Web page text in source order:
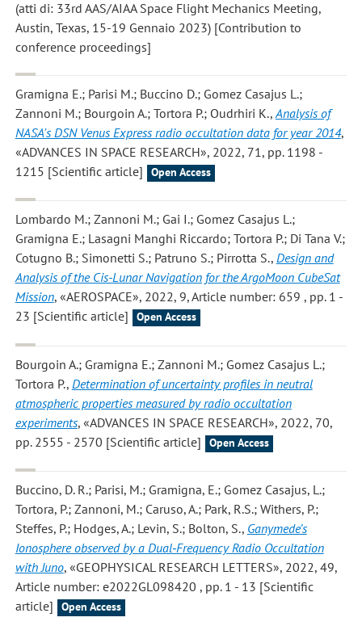
(atti di: 33rd AAS/AIAA Space Flight Mechanics Meeting,
Austin, Texas, 15-19 Gennaio 2023) [Contribution to
conference proceedings]
Gramigna E.; Parisi M.; Buccino D.; Gomez Casajus L.;
Zannoni M.; Bourgoin A.; Tortora P.; Oudrhiri K., Analysis of
NASA's DSN Venus Express radio occultation data for year 2014,
«ADVANCES IN SPACE RESEARCH», 2022, 71, pp. 1198 -
1215 [Scientific article]
Open Access
Lombardo M.; Zannoni M.; Gai I.; Gomez Casajus L.;
Gramigna E.; Lasagni Manghi Riccardo; Tortora P.; Di Tana V.;
Cotugno B.; Simonetti S.; Patruno S.; Pirrotta S., Design and
Analysis of the Cis-Lunar Navigation for the ArgoMoon CubeSat
Mission, «AEROSPACE», 2022, 9, Article number: 659 , pp. 1 -
23 [Scientific article]
Open Access
Bourgoin A.; Gramigna E.; Zannoni M.; Gomez Casajus L.;
Tortora P., Determination of uncertainty profiles in neutral
atmospheric properties measured by radio occultation
experiments, «ADVANCES IN SPACE RESEARCH», 2022, 70,
pp. 2555 - 2570 [Scientific article]
Open Access
Buccino, D. R.; Parisi, M.; Gramigna, E.; Gomez Casajus, L.;
Tortora, P.; Zannoni, M.; Caruso, A.; Park, R.S.; Withers, P.;
Steffes, P.; Hodges, A.; Levin, S.; Bolton, S., Ganymede’s
Ionosphere observed by a Dual‐Frequency Radio Occultation
with Juno, «GEOPHYSICAL RESEARCH LETTERS», 2022, 49,
Article number: e2022GL098420 , pp. 1 - 13 [Scientific
article]
Open Access